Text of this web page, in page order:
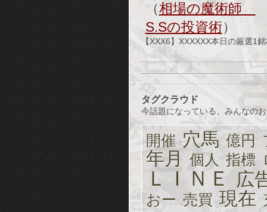
（相場の魔術師
S.Sの投資術）
【XXX6】XXXXXX本日の厳選1
タグクラウド
今話題になっている、みんなの
開催 穴馬 億円
年月 個人 指標
ＬＩＮＥ 広
おー 売買 現在